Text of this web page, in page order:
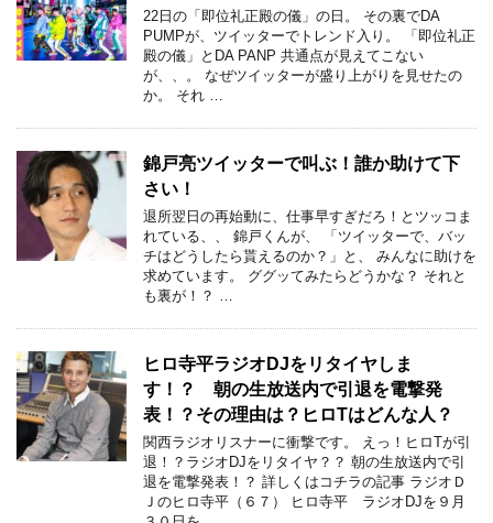
22日の「即位礼正殿の儀」の日。 その裏でDA
PUMPが、ツイッターでトレンド入り。 「即位礼正
殿の儀」とDA PANP 共通点が見えてこない
が、、。 なぜツイッターが盛り上がりを見せたの
か。 それ …
錦戸亮ツイッターで叫ぶ！誰か助けて下
さい！
退所翌日の再始動に、仕事早すぎだろ！とツッコま
れている、、 錦戸くんが、 「ツイッターで、バッ
チはどうしたら貰えるのか？」と、 みんなに助けを
求めています。 ググッてみたらどうかな？ それと
も裏が！？ …
ヒロ寺平ラジオDJをリタイヤしま
す！？ 朝の生放送内で引退を電撃発
表！？その理由は？ヒロTはどんな人？
関西ラジオリスナーに衝撃です。 えっ！ヒロTが引
退！？ラジオDJをリタイヤ？？ 朝の生放送内で引
退を電撃発表！？ 詳しくはコチラの記事 ラジオＤ
Ｊのヒロ寺平（６７） ヒロ寺平 ラジオDJを９月